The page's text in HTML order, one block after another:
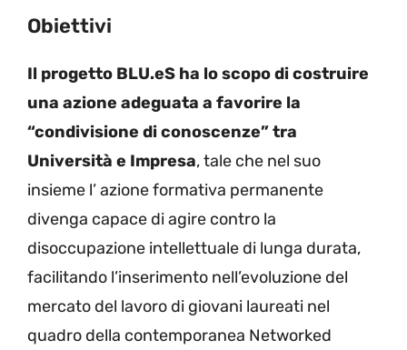
Obiettivi
Il progetto BLU.eS ha lo scopo di costruire
una azione adeguata a favorire la
“condivisione di conoscenze” tra
Università e Impresa, tale che nel suo
insieme l’ azione formativa permanente
divenga capace di agire contro la
disoccupazione intellettuale di lunga durata,
facilitando l’inserimento nell’evoluzione del
mercato del lavoro di giovani laureati nel
quadro della contemporanea Networked